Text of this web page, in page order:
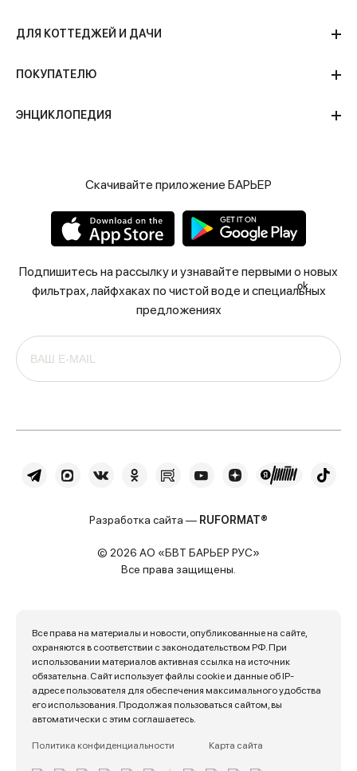
ДЛЯ КОТТЕДЖЕЙ И ДАЧИ
ПОКУПАТЕЛЮ
ЭНЦИКЛОПЕДИЯ
Скачивайте приложение БАРЬЕР
Подпишитесь на рассылку и узнавайте первыми о новых
фильтрах, лайфхаках по чистой воде и специальных
предложениях
ok
Разработка сайта — RUFORMAT®
© 2026 АО «БВТ БАРЬЕР РУС»
Все права защищены.
Все права на материалы и новости, опубликованные на сайте,
охраняются в соответствии с законодательством РФ. При
использовании материалов активная ссылка на источник
обязательна. Сайт использует файлы cookie и данные об IP-
адресе пользователя для обеспечения максимального удобства
его использования. Продолжая пользоваться сайтом, вы
автоматически с этим соглашаетесь.
Политика конфиденциальности Карта сайта